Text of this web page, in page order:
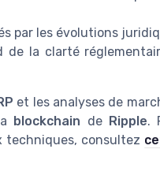
par les évolutions
de la clarté
et les analyses de
blockchain de Ripple.
techniques, consultez